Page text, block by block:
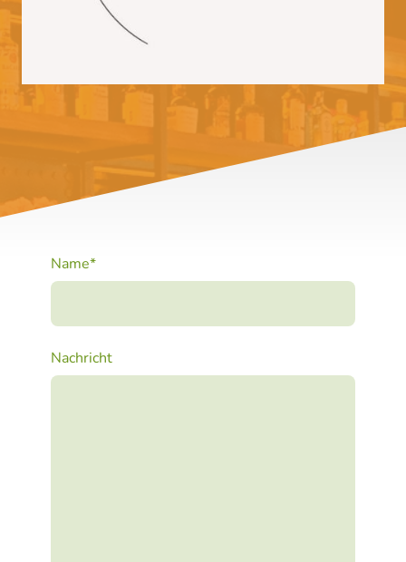
Name*
Nachricht